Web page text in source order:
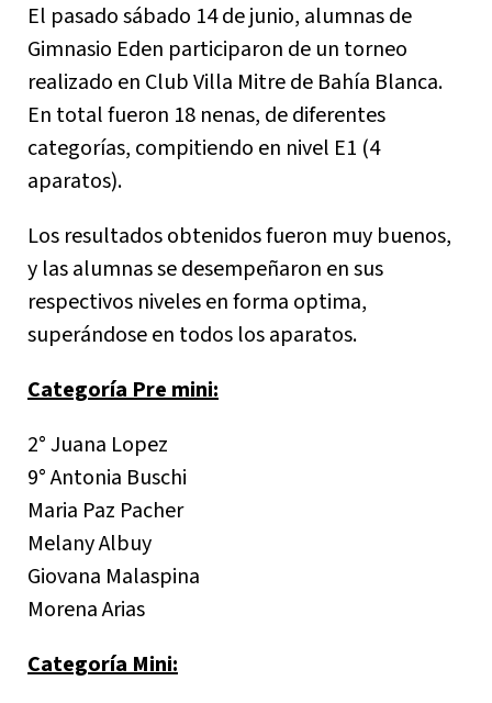
El pasado sábado 14 de junio, alumnas de
Gimnasio Eden participaron de un torneo
realizado en Club Villa Mitre de Bahía Blanca.
En total fueron 18 nenas, de diferentes
categorías, compitiendo en nivel E1 (4
aparatos).
Los resultados obtenidos fueron muy buenos,
y las alumnas se desempeñaron en sus
respectivos niveles en forma optima,
superándose en todos los aparatos.
Categoría Pre mini:
2° Juana Lopez
9° Antonia Buschi
Maria Paz Pacher
Melany Albuy
Giovana Malaspina
Morena Arias
Categoría Mini: